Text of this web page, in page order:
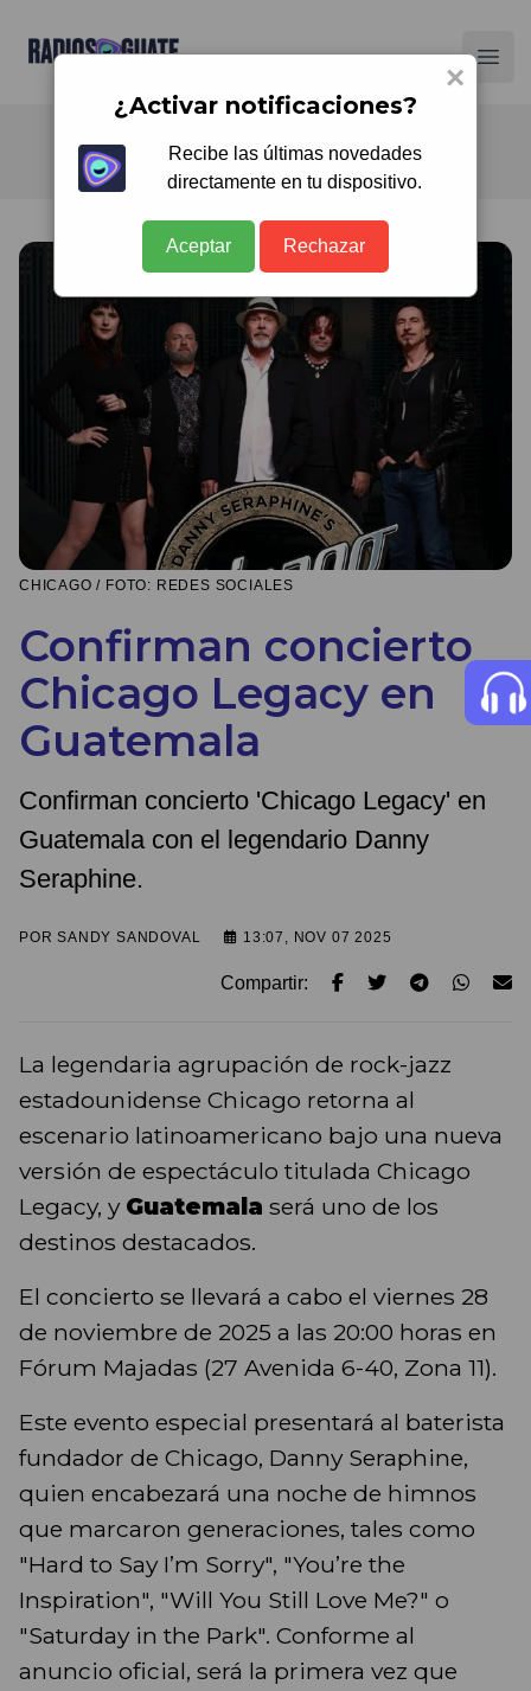
Radios Guate
CHICAGO / FOTO: REDES SOCIALES
Confirman concierto
Chicago Legacy en
Guatemala
Confirman concierto 'Chicago Legacy' en
Guatemala con el legendario Danny
Seraphine.
PORSANDY SANDOVAL 13:07, NOV 07 2025
Compartir:
La legendaria agrupación de rock-jazz
estadounidense Chicago retorna al
escenario latinoamericano bajo una nueva
versión de espectáculo titulada Chicago
Legacy, y Guatemala será uno de los
destinos destacados.
El concierto se llevará a cabo el viernes 28
de noviembre de 2025 a las 20:00 horas en
Fórum Majadas (27 Avenida 6-40, Zona 11).
Este evento especial presentará al baterista
fundador de Chicago, Danny Seraphine,
quien encabezará una noche de himnos
que marcaron generaciones, tales como
"Hard to Say I’m Sorry", "You’re the
Inspiration", "Will You Still Love Me?" o
"Saturday in the Park". Conforme al
anuncio oficial, será la primera vez que
×
¿Activar notificaciones?
Recibe las últimas novedades
directamente en tu dispositivo.
Aceptar Rechazar